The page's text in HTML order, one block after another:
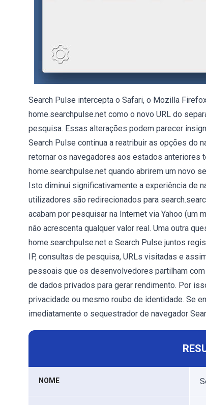
Search Pulse intercepta o Safari, o Mozilla
home.searchpulse.net como o novo URL do
pesquisa. Essas alterações podem parecer
Search Pulse continua a reatribuir as opções do
retornar os navegadores aos estados
home.searchpulse.net quando abrirem um novo
Isto diminui significativamente a experiência de
utilizadores são redirecionados para
acabam por pesquisar na Internet via Yahoo (um
não acrescenta qualquer valor real. Uma outra
home.searchpulse.net e Search Pulse juntos
IP, consultas de pesquisa, URLs visitadas e
pessoais que os desenvolvedores partilham
de dados privados para gerar rendimento. Por
privacidade ou mesmo roubo de identidade. Se
imediatamente o sequestrador de navegador
NOME